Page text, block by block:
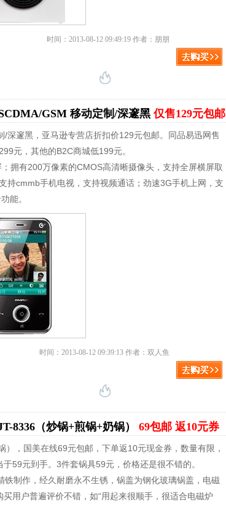
时间：2013-08-12 09:49:19 作者：朋朋
GSM 移动定制/深邃黑仅售129元包邮
深邃黑，亚马逊专营店折扣价129元包邮。同品易迅网售
元，其他的B2C商城低199元。
拥有200万像素的CMOS高清晰摄像头，支持全屏横屏取
持cmmb手机电视，支持视频通话；劲速3G手机上网，支
能。
时间：2013-08-12 09:39:13 作者：双人鱼
8336（炒锅+煎锅+奶锅） 69包邮 返10元券
，国美在线69元包邮，下单返10元现金券，数量有限，
59元到手。3件套锅具59元，价格还是很不错的。
制作，经久耐磨永不生锈，锅盖为钢化玻璃锅盖，电磁
用户普遍评价不错，如“用起来很顺手，很适合电磁炉